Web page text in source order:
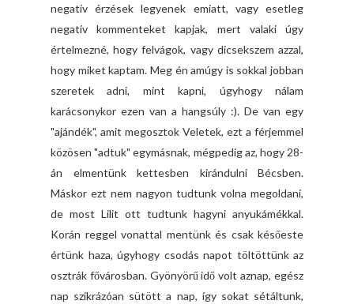
negatív érzések legyenek emiatt, vagy esetleg
negatív kommenteket kapjak, mert valaki úgy
értelmezné, hogy felvágok, vagy dicsekszem azzal,
hogy miket kaptam. Meg én amúgy is sokkal jobban
szeretek adni, mint kapni, úgyhogy nálam
karácsonykor ezen van a hangsúly :). De van egy
"ajándék", amit megosztok Veletek, ezt a férjemmel
közösen "adtuk" egymásnak, mégpedig az, hogy 28-
án elmentünk kettesben kirándulni Bécsben.
Máskor ezt nem nagyon tudtunk volna megoldani,
de most Lilit ott tudtunk hagyni anyukámékkal.
Korán reggel vonattal mentünk és csak későeste
értünk haza, úgyhogy csodás napot töltöttünk az
osztrák fővárosban. Gyönyörű idő volt aznap, egész
nap szikrázóan sütött a nap, így sokat sétáltunk,